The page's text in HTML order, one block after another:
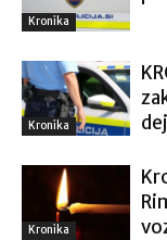
Kronika
Kronika
Kronika